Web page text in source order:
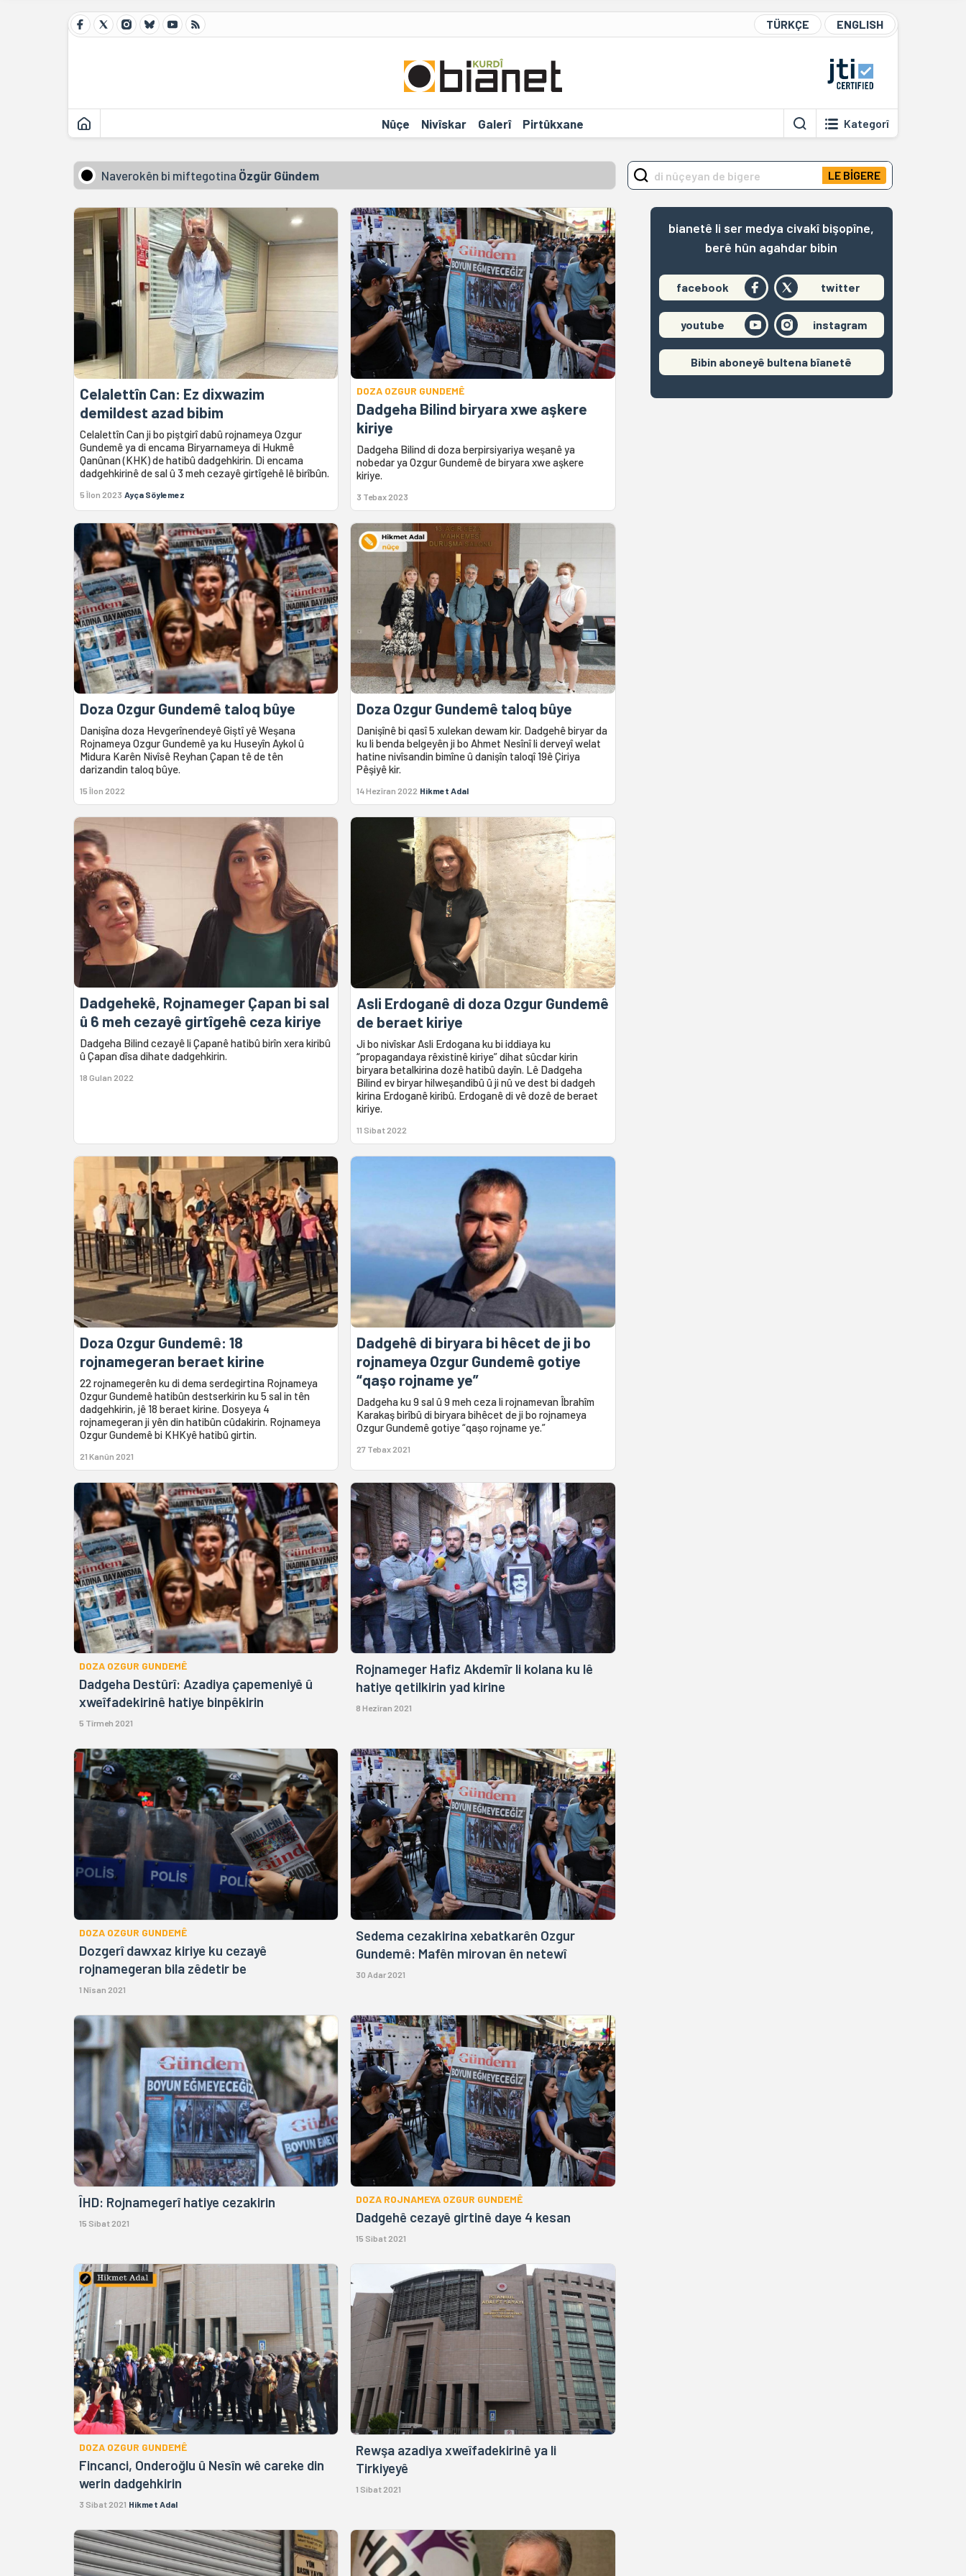
TÜRKÇE ENGLISH
Nûçe Nivîskar Galerî Pirtûkxane Kategorî
Naverokên bi miftegotina Özgür Gündem
Celalettîn Can: Ez dixwazim
demildest azad bibim
Celalettîn Can ji bo piştgirî dabû rojnameya Ozgur
Gundemê ya di encama Biryarnameya di Hukmê
Qanûnan (KHK) de hatibû dadgehkirin. Di encama
dadgehkirinê de sal û 3 meh cezayê girtîgehê lê birîbûn.
5 Îlon 2023 Ayça Söylemez
DOZA OZGUR GUNDEMÊ
Dadgeha Bilind biryara xwe aşkere
kiriye
Dadgeha Bilind di doza berpirsiyariya weşanê ya
nobedar ya Ozgur Gundemê de biryara xwe aşkere
kiriye.
3 Tebax 2023
Doza Ozgur Gundemê taloq bûye
Danişîna doza Hevgerînendeyê Giştî yê Weşana
Rojnameya Ozgur Gundemê ya ku Huseyîn Aykol û
Midura Karên Nivîsê Reyhan Çapan tê de tên
darizandin taloq bûye.
15 Îlon 2022
Doza Ozgur Gundemê taloq bûye
Danişînê bi qasî 5 xulekan dewam kir. Dadgehê biryar da
ku li benda belgeyên ji bo Ahmet Nesînî li derveyî welat
hatine nivîsandin bimîne û danişîn taloqî 19ê Çiriya
Pêşiyê kir.
14 Hezîran 2022 Hikmet Adal
Dadgehekê, Rojnameger Çapan bi sal
û 6 meh cezayê girtîgehê ceza kiriye
Dadgeha Bilind cezayê li Çapanê hatibû birîn xera kiribû
û Çapan dîsa dihate dadgehkirin.
18 Gulan 2022
Asli Erdoganê di doza Ozgur Gundemê
de beraet kiriye
Ji bo nivîskar Asli Erdogana ku bi iddiaya ku
“propagandaya rêxistinê kiriye” dihat sûcdar kirin
biryara betalkirina dozê hatibû dayîn. Lê Dadgeha
Bilind ev biryar hilweşandibû û ji nû ve dest bi dadgeh
kirina Erdoganê kiribû. Erdoganê di vê dozê de beraet
kiriye.
11 Sibat 2022
Doza Ozgur Gundemê: 18
rojnamegeran beraet kirine
22 rojnamegerên ku di dema serdegirtina Rojnameya
Ozgur Gundemê hatibûn destserkirin ku 5 sal in tên
dadgehkirin, jê 18 beraet kirine. Dosyeya 4
rojnamegeran ji yên din hatibûn cûdakirin. Rojnameya
Ozgur Gundemê bi KHKyê hatibû girtin.
21 Kanûn 2021
Dadgehê di biryara bi hêcet de ji bo
rojnameya Ozgur Gundemê gotiye
“qaşo rojname ye”
Dadgeha ku 9 sal û 9 meh ceza li rojnamevan Îbrahîm
Karakaş birîbû di biryara bihêcet de ji bo rojnameya
Ozgur Gundemê gotiye “qaşo rojname ye.”
27 Tebax 2021
DOZA OZGUR GUNDEMÊ
Dadgeha Destûrî: Azadiya çapemeniyê û
xweîfadekirinê hatiye binpêkirin
5 Tîrmeh 2021
Rojnameger Hafiz Akdemîr li kolana ku lê
hatiye qetilkirin yad kirine
8 Hezîran 2021
DOZA OZGUR GUNDEMÊ
Dozgerî dawxaz kiriye ku cezayê
rojnamegeran bila zêdetir be
1 Nîsan 2021
Sedema cezakirina xebatkarên Ozgur
Gundemê: Mafên mirovan ên netewî
30 Adar 2021
ÎHD: Rojnamegerî hatiye cezakirin
15 Sibat 2021
DOZA ROJNAMEYA OZGUR GUNDEMÊ
Dadgehê cezayê girtinê daye 4 kesan
15 Sibat 2021
DOZA OZGUR GUNDEMÊ
Fincanci, Onderoğlu û Nesîn wê careke din
werin dadgehkirin
3 Sibat 2021 Hikmet Adal
Rewşa azadiya xweîfadekirinê ya li
Tirkiyeyê
1 Sibat 2021
LE BİGERE
bianetê li ser medya civakî bişopîne,
berê hûn agahdar bibin
facebook twitter
youtube instagram
Bibin aboneyê bultena bîanetê